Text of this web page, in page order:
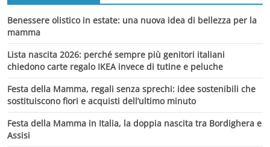
Benessere olistico in estate: una nuova idea di bellezza per la
mamma
Lista nascita 2026: perché sempre più genitori italiani
chiedono carte regalo IKEA invece di tutine e peluche
Festa della Mamma, regali senza sprechi: idee sostenibili che
sostituiscono fiori e acquisti dell’ultimo minuto
Festa della Mamma in Italia, la doppia nascita tra Bordighera e
Assisi